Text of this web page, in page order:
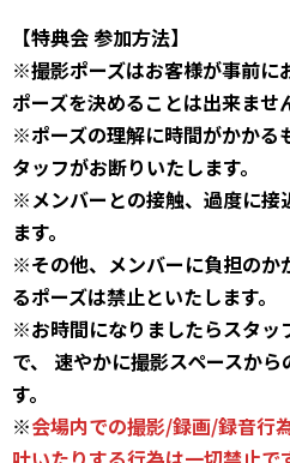
【特典会 参加方法】
※撮影ポーズはお客様が事前に
ポーズを決めることは出来ませ
※ポーズの理解に時間がかかる
タッフがお断りいたします。
※メンバーとの接触、過度に接
ます。
※その他、メンバーに負担のか
るポーズは禁止といたします。
※お時間になりましたらスタッ
で、 速やかに撮影スペースか
す。
※会場内での撮影/録画/録音行